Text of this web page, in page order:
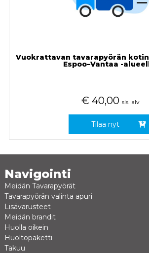
Vuokrattavan tavarapyörän
Espoo–Vantaa -
€ 40,00 sis. alv
Tilaa nyt
Navigointi
Meidän Tavarapyörät
Tavarapyörän valinta apuri
Lisävarusteet
Meidän brandit
Huolla oikein
Huoltopaketti
Takuu